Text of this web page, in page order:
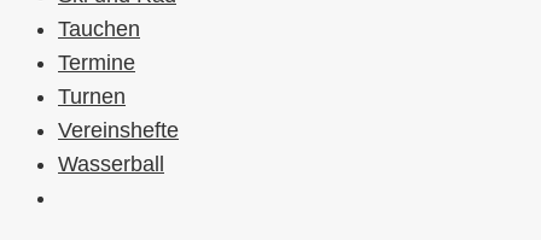
Tauchen
Termine
Turnen
Vereinshefte
Wasserball